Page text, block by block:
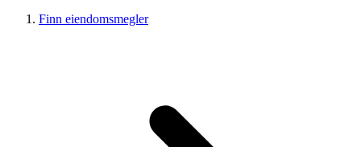
Finn eiendomsmegler